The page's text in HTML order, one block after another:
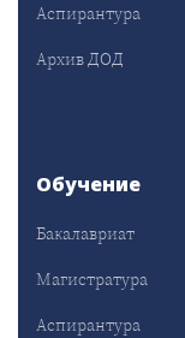
Аспирантура
Архив ДОД
Обучение
Бакалавриат
Магистратура
Аспирантура